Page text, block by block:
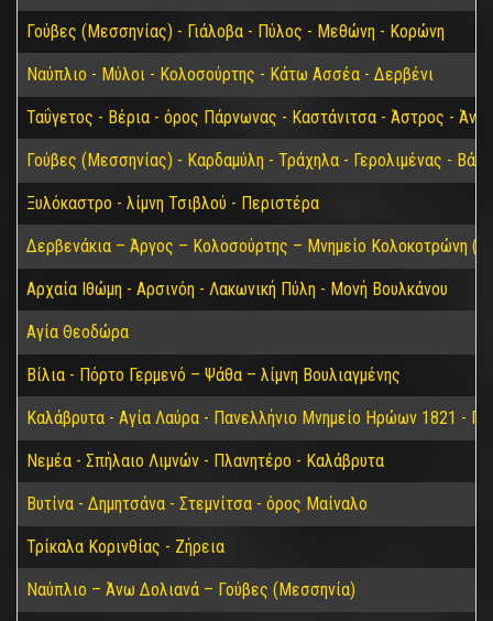
Γούβες (Μεσσηνίας) - Γιάλοβα - Πύλος - Μεθώνη - Κορώνη
Ναύπλιο - Μύλοι - Κολοσούρτης - Κάτω Ασσέα - Δερβένι
Ταΰγετος - Βέρια - όρος Πάρνωνας - Καστάνιτσα - Άστρος - Άνω
Γούβες (Μεσσηνίας) - Καρδαμύλη - Τράχηλα - Γερολιμένας -
Ξυλόκαστρο - λίμνη Τσιβλού - Περιστέρα
Δερβενάκια – Άργος – Κολοσούρτης – Μνημείο Κολοκοτρώνη
Αρχαία Ιθώμη - Αρσινόη - Λακωνική Πύλη - Μονή Βουλκάνου
Αγία Θεοδώρα
Βίλια - Πόρτο Γερμενό – Ψάθα – λίμνη Βουλιαγμένης
Καλάβρυτα - Αγία Λαύρα - Πανελλήνιο Μνημείο Ηρώων 1821 -
Νεμέα - Σπήλαιο Λιμνών - Πλανητέρο - Καλάβρυτα
Βυτίνα - Δημητσάνα - Στεμνίτσα - όρος Μαίναλο
Τρίκαλα Κορινθίας - Ζήρεια
Ναύπλιο – Άνω Δολιανά – Γούβες (Μεσσηνία)